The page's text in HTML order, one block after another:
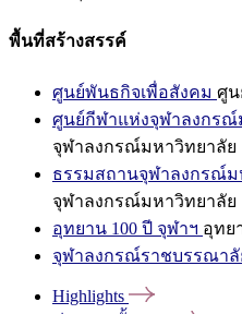
พื้นที่สร้างสรรค์
ศูนย์พันธกิจเพื่อสังคม ศูน
ศูนย์กีฬาแห่งจุฬาลงกรณ์
จุฬาลงกรณ์มหาวิทยาลัย
ธรรมสถานจุฬาลงกรณ์ม
จุฬาลงกรณ์มหาวิทยาลัย
อุทยาน 100 ปี จุฬาฯ อุทย
จุฬาลงกรณ์ราชบรรณาลั
Highlights